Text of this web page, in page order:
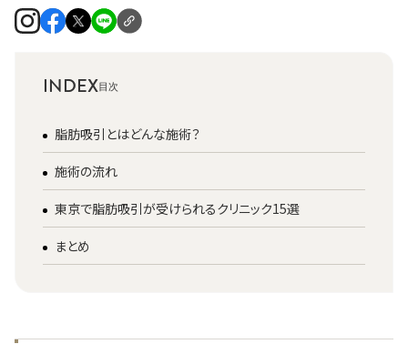
INDEX
脂肪吸引とはどんな施術？
施術の流れ
東京で脂肪吸引が受けられるクリニック15選
まとめ